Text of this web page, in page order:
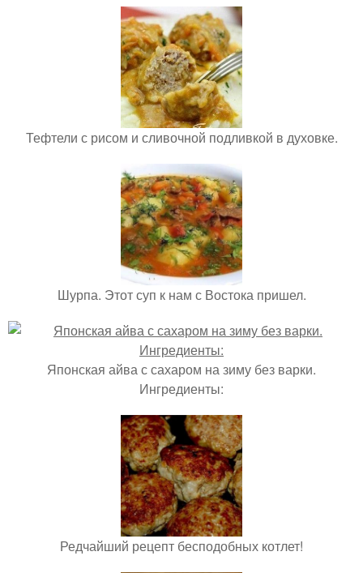
Тефтели с рисом и сливочной подливкой в духовке.
Шурпа. Этот суп к нам с Востока пришел.
Японская айва с сахаром на зиму без варки.
Ингредиенты:
Редчайший рецепт бесподобных котлет!